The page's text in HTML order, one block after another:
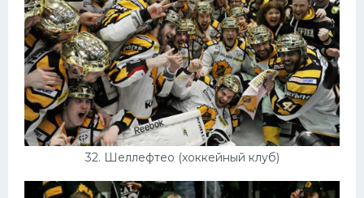
32. Шеллефтео (хоккейный клуб)